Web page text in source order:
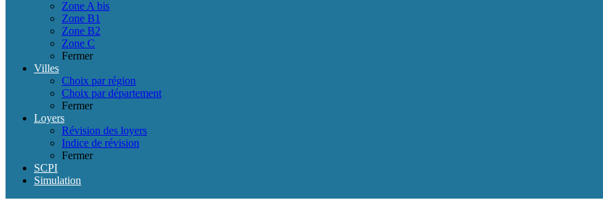
Zone A bis
Zone B1
Zone B2
Zone C
Fermer
Villes
Choix par région
Choix par département
Fermer
Loyers
Révision des loyers
Indice de révision
Fermer
SCPI
Simulation